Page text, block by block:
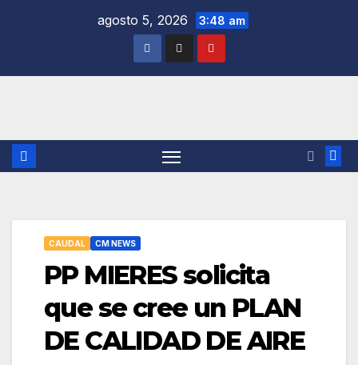
agosto 5, 2026 3:48 am
CAUDAL CM NEWS
PP MIERES solicita
que se cree un PLAN
DE CALIDAD DE AIRE